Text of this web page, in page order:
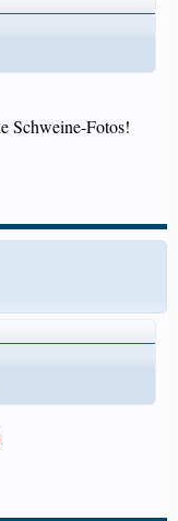
Schweine-Fotos!